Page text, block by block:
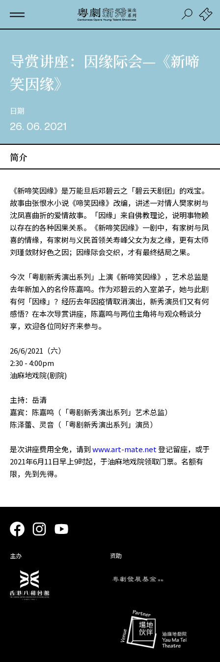
导赏讲座：因缘际会—《新啼
笑因缘》
日期
26. 06. 2021
简介
《新啼笑因缘》是万能旦后邓碧云之「碧云天剧团」的戏宝。
故事由张恨水小说《啼笑因缘》改编，讲述一对情人樊家树与
沈凤喜曲折的爱情故事。「因缘」来自佛教理论，说明事物赖
以存在的各种因果关系。《新啼笑因缘》一剧中，有家树与凤
喜的情缘，有家树与义民首领关寿峰父女为友之缘，更有太师
刘瑾敛财好色之因；因缘际会交织，才有最终结局之果。
今次「粤剧新秀演出系列」上演《新啼笑因缘》，艺术总监是
去年新加入的名伶陈嘉鸣。作为邓碧云的入室弟子，她与此剧
有何「因缘」？经历去年因疫情取消演出，新秀演员们又有何
感悟？在本次导赏讲座，陈嘉鸣与两位主角将与观众畅谈分
享，欢迎各位同好齐来参与。
26/6/2021（六）
2:30 - 4:00pm
油麻地戏院(剧院)
主持：岳清
嘉宾：陈嘉鸣（「粤剧新秀演出系列」艺术总监）
陈泽蕾、灵音（「粤剧新秀演出系列」演员）
是次讲座费用全免，请到www.art-mate.net登记留座，或于
2021年6月11日早上9时起，于油麻地戏院领取门票。名额有
限，先到先得。
主办 资助